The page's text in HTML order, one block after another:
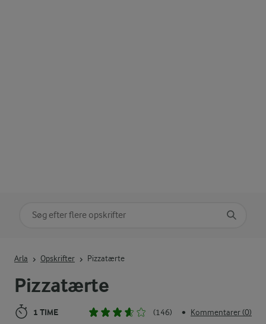
Pizzatærte
1 TIME (146) • Kommentarer (0)
Arla Opskrifter Pizzatærte
Søg på kategori